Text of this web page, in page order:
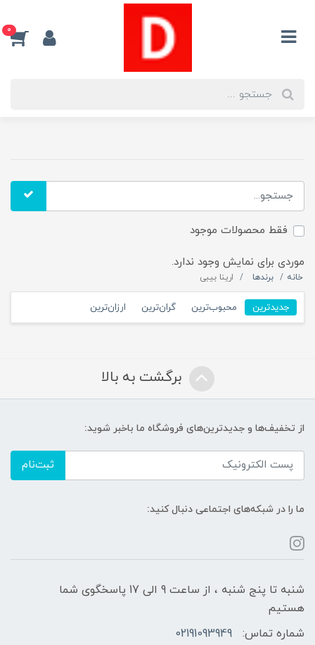
0
فقط محصولات موجود
موردی برای نمایش وجود ندارد.
خانه برندها ارینا بیبی
جدیدترین محبوب‌ترین گران‌ترین ارزان‌ترین
برگشت به بالا
از تخفیف‌ها و جدیدترین‌های فروشگاه ما باخبر شوید:
ثبت‌نام
ما را در شبکه‌های اجتماعی دنبال کنید:
شنبه تا پنج شنبه ، از ساعت 9 الی 17 پاسخگوی شما
هستیم
شماره تماس:
02191093949